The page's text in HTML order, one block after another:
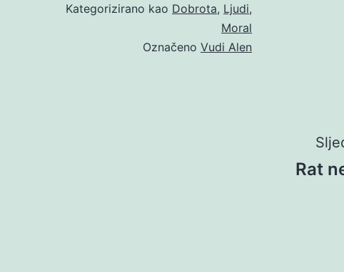
Kategorizirano kao Dobrota, Ljudi,
Moral
Označeno Vudi Alen
Rat